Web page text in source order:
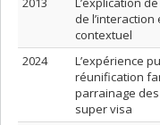
de
contextuel
2024
L’expérience
réunification
parrainage
super visa